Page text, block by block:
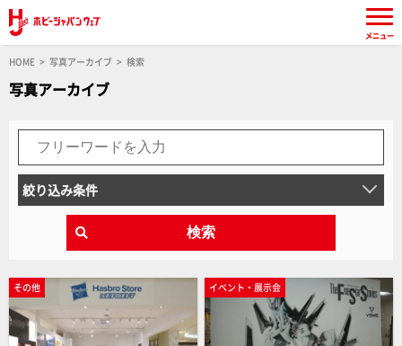
HOME 写真アーカイブ 検索
写真アーカイブ
絞り込み条件
検索
その他 イベント・展示会
メニュー